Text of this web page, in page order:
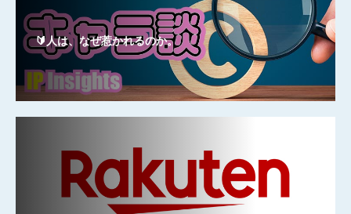
🔰人は、なぜ惹かれるのか。